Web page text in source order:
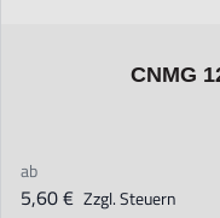
CNMG
The price depends on
ab
5,60 € Zzgl. Steuern